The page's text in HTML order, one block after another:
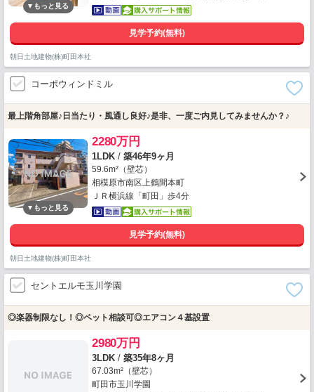
見学予約(無料)
朝日土地建物(株)町田本社
コーポウィンドミル
最上階角部屋♪日当たり・風通し良好♪是非、一度ご内見してみませんか？♪
2280万円
1LDK / 築46年9ヶ月
59.6m²（壁芯）
相模原市南区上鶴間本町
ＪＲ横浜線「町田」歩4分
見学予約(無料)
朝日土地建物(株)町田本社
セントエルモ玉川学園
◎楽器制限なし！◎ペット相談可◎エアコン４基設置
2980万円
3LDK / 築35年8ヶ月
67.03m²（壁芯）
町田市玉川学園